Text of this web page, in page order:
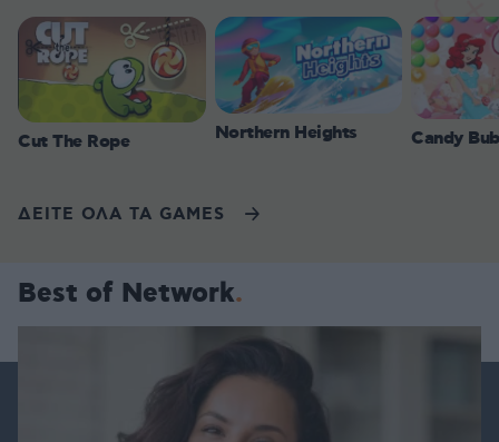
Cut The Rope Northern Heights Candy
ΔΕΙΤΕ ΟΛΑ ΤΑ GAMES
Best of Network